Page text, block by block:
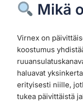
Mikä
Virnex on
koostumus
haluavat
erityisesti niille,
tukea päivittäistä